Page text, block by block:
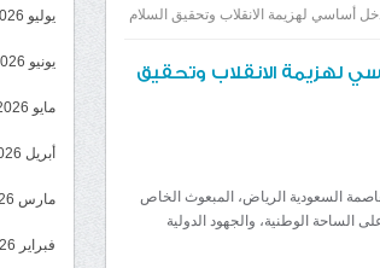
أساسي لهزيمة الانقلاب وتحقيق السلام
لهزيمة الانقلاب وتحقيق
السعودية الرياض، المبعوث الخاص
الساحة الوطنية، والجهود الدولية
يوليو 2026
يونيو 2026
مايو 2026
أبريل 2026
مارس 2026
فبراير 2026